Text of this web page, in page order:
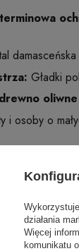
damasceńska
Gładki
drewno oliwne
i osoby o
działania
Więcej
komunikatu